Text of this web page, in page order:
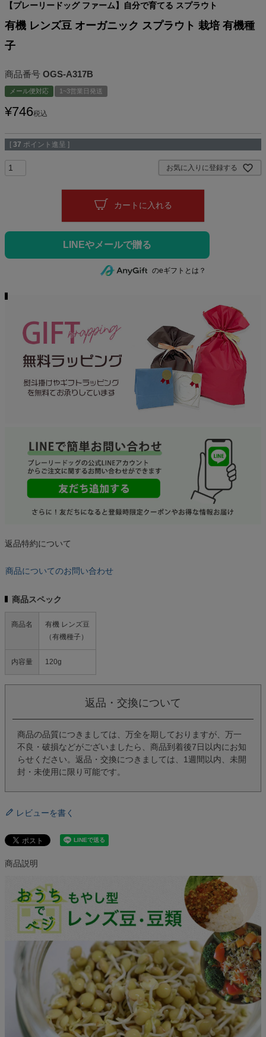
【プレーリードッグ ファーム】自分で育てる スプラウト
有機 レンズ豆 オーガニック スプラウト 栽培 有機種
子
商品番号 OGS-A317B
メール便対応 1~3営業日発送
¥746税込
[ 37 ポイント進呈 ]
お気に入りに登録する
カートに入れる
のeギフトとは？
返品特約について
商品についてのお問い合わせ
商品スペック
商品名
有機 レンズ豆
（有機種子）
内容量 120g
返品・交換について
商品の品質につきましては、万全を期しておりますが、万一
不良・破損などがございましたら、商品到着後7日以内にお知
らせください。返品・交換につきましては、1週間以内、未開
封・未使用に限り可能です。
レビューを書く
商品説明